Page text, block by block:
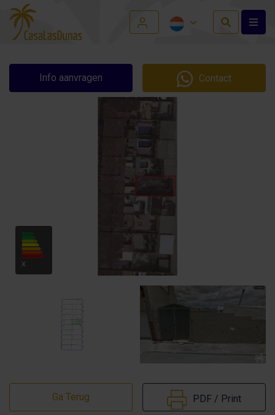
Info aanvragen Contact
X
Ga Terug PDF / Print